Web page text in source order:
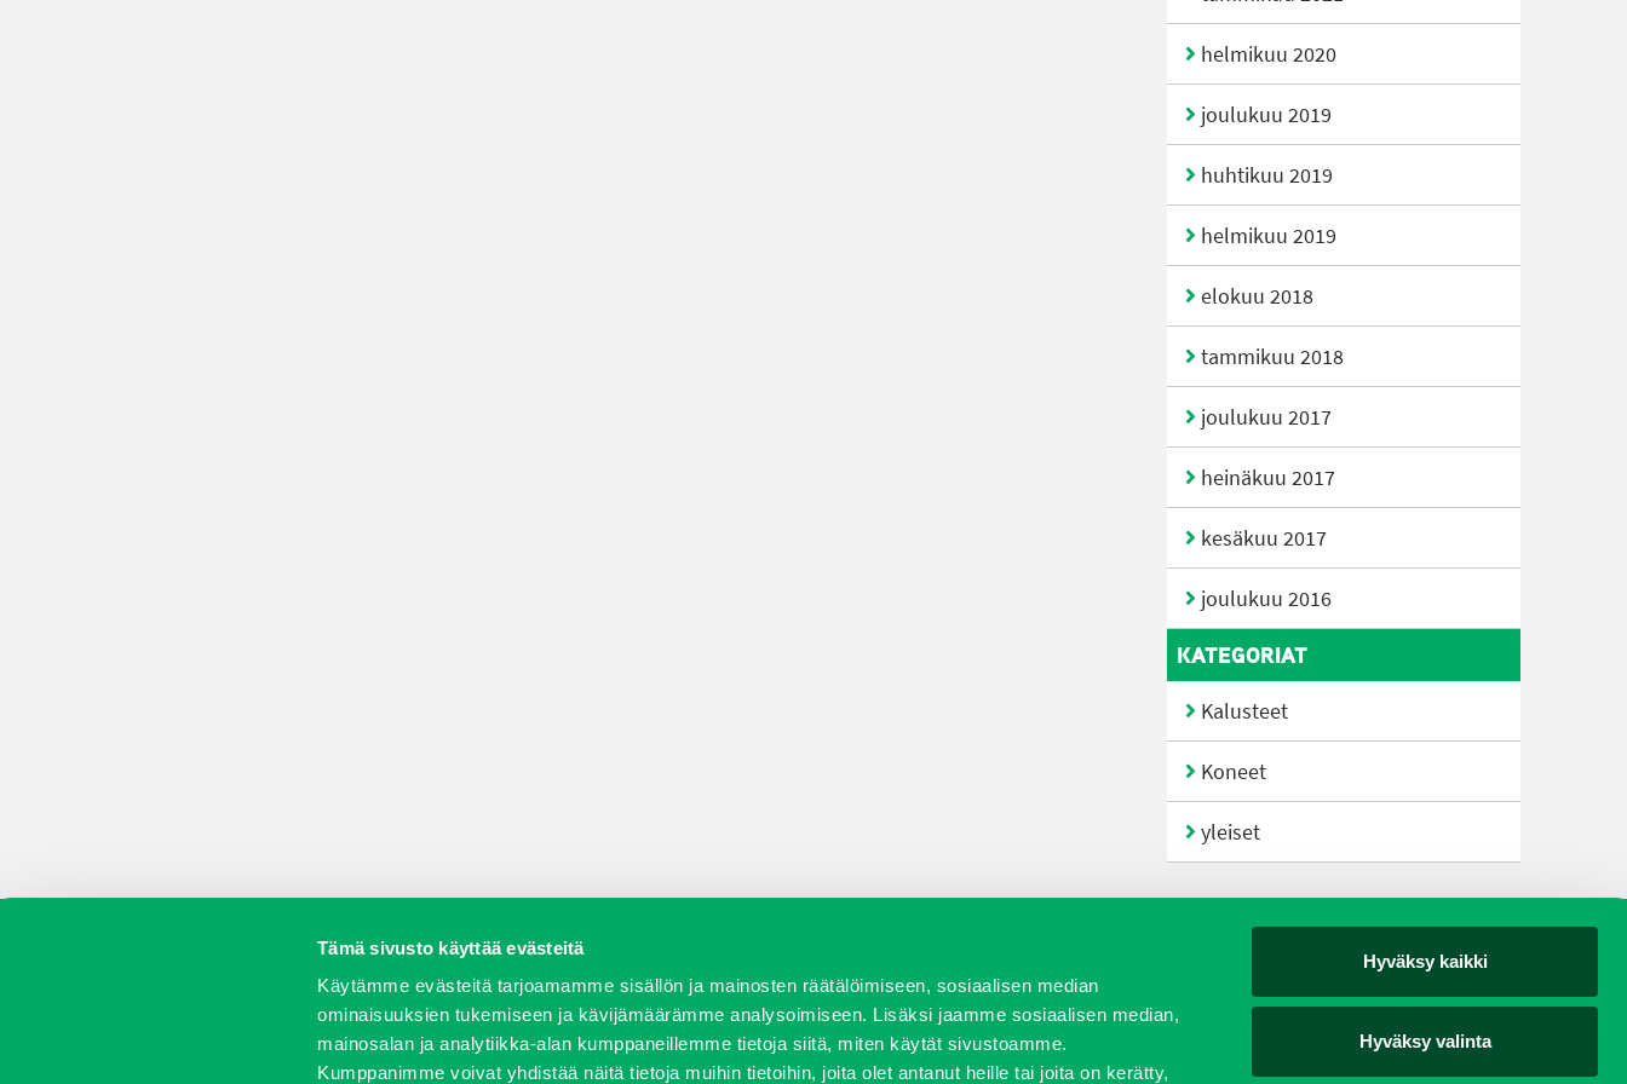
Tämä sivusto käyttää evästeitä
Käytämme evästeitä tarjoamamme sisällön ja mainosten räätälöimiseen, sosiaalisen median
ominaisuuksien tukemiseen ja kävijämäärämme analysoimiseen. Lisäksi jaamme sosiaalisen median,
mainosalan ja analytiikka-alan kumppaneillemme tietoja siitä, miten käytät sivustoamme.
Kumppanimme voivat yhdistää näitä tietoja muihin tietoihin, joita olet antanut heille tai joita on kerätty,
Hyväksy kaikki
Hyväksy valinta
helmikuu 2020
joulukuu 2019
huhtikuu 2019
helmikuu 2019
elokuu 2018
tammikuu 2018
joulukuu 2017
heinäkuu 2017
kesäkuu 2017
joulukuu 2016
KATEGORIAT
Kalusteet
Koneet
yleiset
Vaihtokoneet Kalusteet Huolto ja varaosat Verkkokauppa JT Vuokrakone Jälleenmyyjät